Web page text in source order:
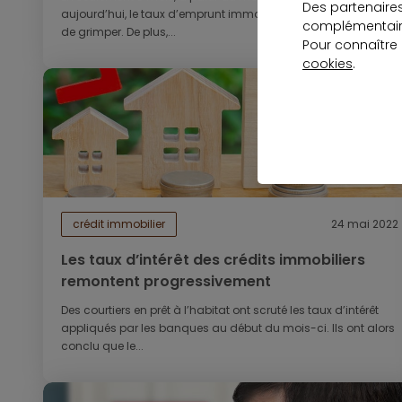
aujourd’hui, le taux d’emprunt immobilier en France ne cesse
de grimper. De plus,...
crédit immobilier 24 mai 2022
Les taux d’intérêt des crédits immobiliers
remontent progressivement
Des courtiers en prêt à l’habitat ont scruté les taux d’intérêt
appliqués par les banques au début du mois-ci. Ils ont alors
conclu que le...
Des
Pour
cookies.